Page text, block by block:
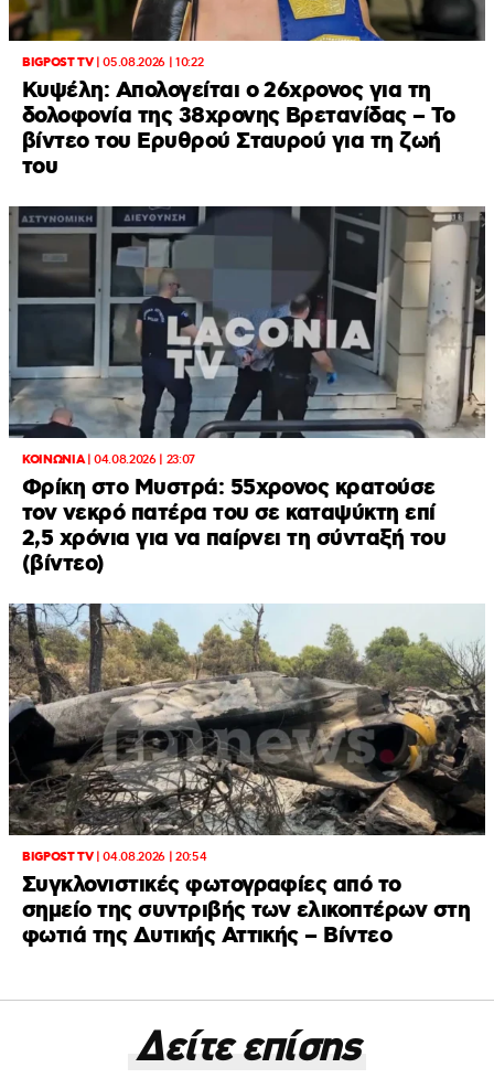
BIGPOST TV|05.08.2026 | 10:22
Κυψέλη: Απολογείται ο 26χρονος για τη
δολοφονία της 38χρονης Βρετανίδας – Το
βίντεο του Ερυθρού Σταυρού για τη ζωή
του
ΚΟΙΝΩΝΙΑ|04.08.2026 | 23:07
Φρίκη στο Μυστρά: 55χρονος κρατούσε
τον νεκρό πατέρα του σε καταψύκτη επί
2,5 χρόνια για να παίρνει τη σύνταξή του
(βίντεο)
BIGPOST TV|04.08.2026 | 20:54
Συγκλονιστικές φωτογραφίες από το
σημείο της συντριβής των ελικοπτέρων στη
φωτιά της Δυτικής Αττικής – Βίντεο
Δείτε επίσης